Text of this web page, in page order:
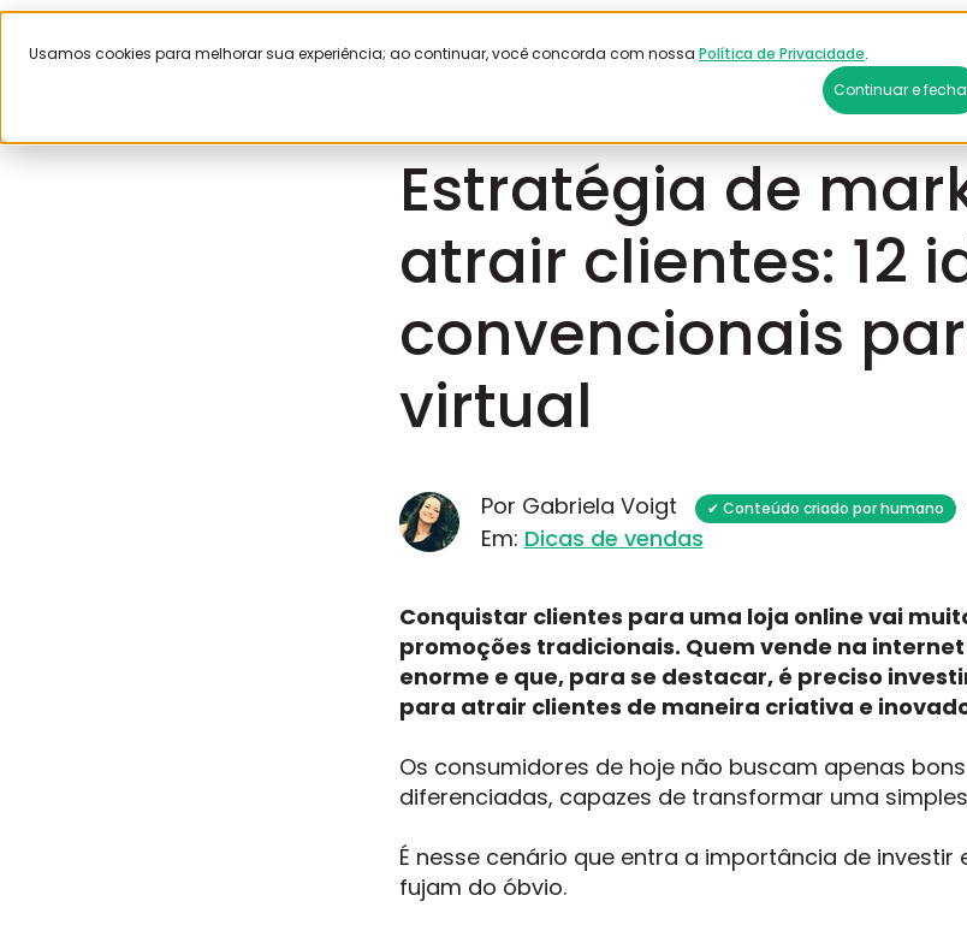
Usamos cookies para melhorar sua experiência; ao continuar, você concorda com nossa Política de Privacidade.
Continuar e
Sobre a Plataforma
Estratégia de
atrair clientes: 12
convencionais
virtual
Por Gabriela Voigt ✔ Conteúdo criado por humano
Em: Dicas de vendas
Conquistar clientes para uma loja online vai
promoções tradicionais. Quem vende na
enorme e que, para se destacar, é preciso
para atrair clientes de maneira criativa e
Os consumidores de hoje não buscam apenas
diferenciadas, capazes de transformar uma
É nesse cenário que entra a importância de investir
fujam do óbvio.